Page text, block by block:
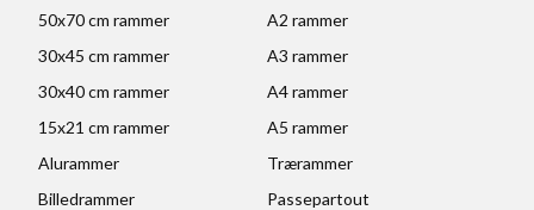
50x70 cm rammer
A2 rammer
30x45 cm rammer
A3 rammer
30x40 cm rammer
A4 rammer
15x21 cm rammer
A5 rammer
Alurammer
Trærammer
Billedrammer
Passepartout